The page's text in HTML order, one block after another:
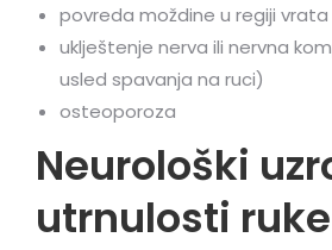
povreda moždine u regiji vrata
uklještenje nerva ili nervna
usled spavanja na ruci)
osteoporoza
Neurološki
utrnulosti ruke